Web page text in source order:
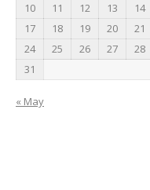
10
11 12 13 14
17
18 19 20 21
24
25 26 27 28
31
« May